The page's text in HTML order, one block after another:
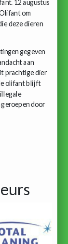
12 augustus
om
deze dieren
gegeven
aan
prachtige dier
olifant blijft
geroepen door